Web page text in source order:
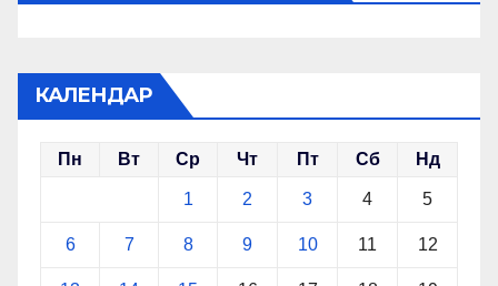
КАЛЕНДАР
Пн Вт Ср Чт Пт Сб Нд
1 2 3 4 5
6 7 8 9 10 11 12